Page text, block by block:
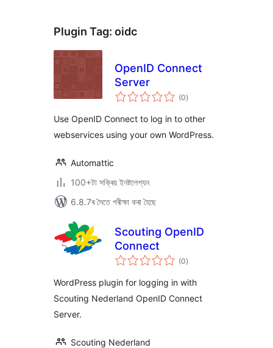
Plugin Tag: oidc
OpenID Connect
Server
(0টা
মুঠ)
Use OpenID Connect to log in to other
webservices using your own WordPress.
Automattic
100+টা সক্ৰিয় ইনষ্টলেশ্যন
6.8.7ৰ সৈতে পৰীক্ষা কৰা হৈছে
Scouting OpenID
Connect
(0টা
মুঠ)
WordPress plugin for logging in with
Scouting Nederland OpenID Connect
Server.
Scouting Nederland